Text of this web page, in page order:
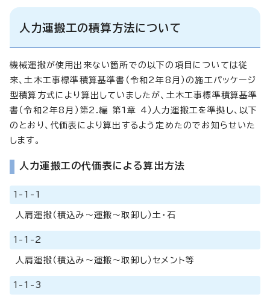
人力運搬工の積算方法について
機械運搬が使用出来ない箇所での以下の項目については従
来、土木工事標準積算基準書（令和2年8月）の施工パッケージ
型積算方式により算出していましたが、土木工事標準積算基準
書（令和2年8月）第2.編 第1章 4）人力運搬工を準拠し、以下
のとおり、代価表により算出するよう定めたのでお知らせいた
します。
人力運搬工の代価表による算出方法
1-1-1
人肩運搬（積込み～運搬～取卸し）土・石
1-1-2
人肩運搬（積込み～運搬～取卸し）セメント等
1-1-3